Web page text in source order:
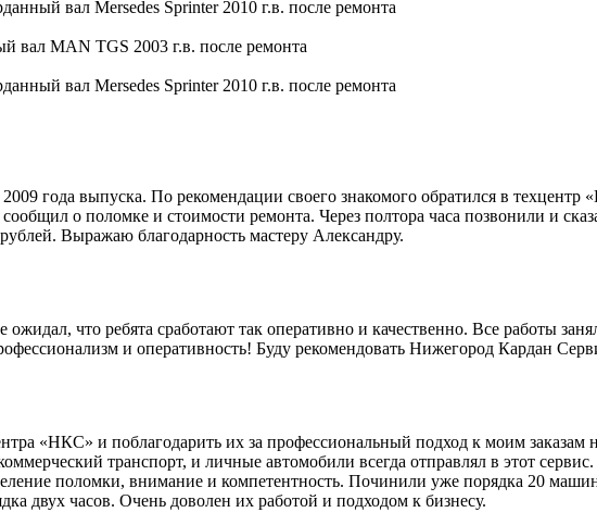
года выпуска. По рекомендации своего знакомого обратился в
о поломке и стоимости ремонта. Через полтора часа позвонили и
Выражаю благодарность мастеру Александру.
что ребята сработают так оперативно и качественно. Все работы
и оперативность! Буду рекомендовать Нижегород Кардан
«НКС» и поблагодарить их за профессиональный подход к моим
транспорт, и личные автомобили всегда отправлял в этот
поломки, внимание и компетентность. Починили уже порядка 20
двух часов. Очень доволен их работой и подходом к бизнесу.